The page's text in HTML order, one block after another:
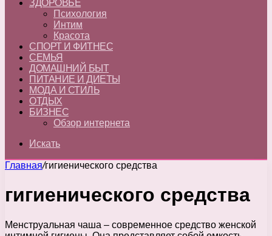
ЗДОРОВЬЕ
Психология
Интим
Красота
СПОРТ И ФИТНЕС
СЕМЬЯ
ДОМАШНИЙ БЫТ
ПИТАНИЕ И ДИЕТЫ
МОДА И СТИЛЬ
ОТДЫХ
БИЗНЕС
Обзор интернета
Искать
Главная/гигиенического средства
гигиенического средства
Менструальная чаша – современное средство женской